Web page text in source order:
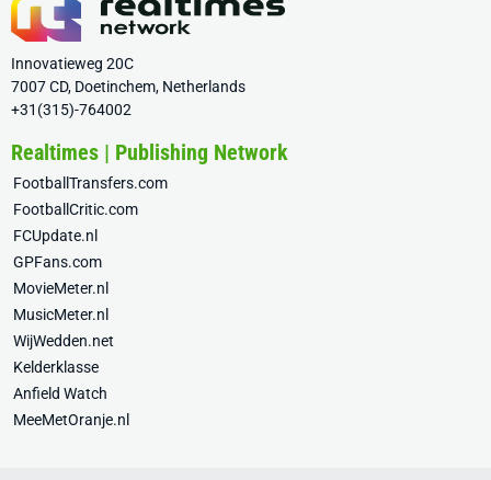
Innovatieweg 20C
7007 CD, Doetinchem, Netherlands
+31(315)-764002
Realtimes | Publishing Network
FootballTransfers.com
FootballCritic.com
FCUpdate.nl
GPFans.com
MovieMeter.nl
MusicMeter.nl
WijWedden.net
Kelderklasse
Anfield Watch
MeeMetOranje.nl